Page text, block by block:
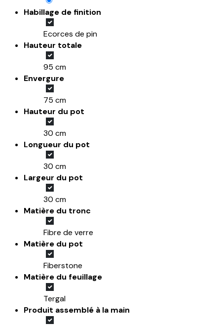
Habillage de finition
Ecorces de pin
Hauteur totale
95 cm
Envergure
75 cm
Hauteur du pot
30 cm
Longueur du pot
30 cm
Largeur du pot
30 cm
Matière du tronc
Fibre de verre
Matière du pot
Fiberstone
Matière du feuillage
Tergal
Produit assemblé à la main